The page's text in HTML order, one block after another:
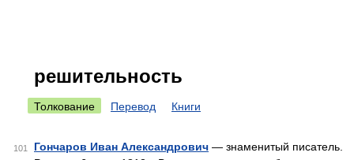
решительность
Толкование Перевод Книги
101 Гончаров Иван Александрович — знаменитый писатель.